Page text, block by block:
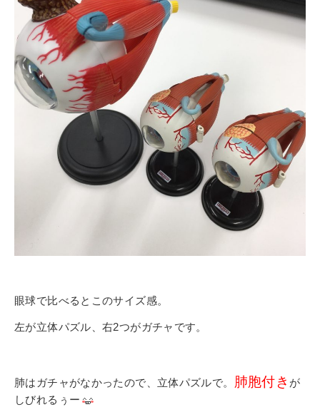
眼球で比べるとこのサイズ感。
左が立体パズル、右2つがガチャです。
肺はガチャがなかったので、立体パズルで。 肺胞付き が
しびれるぅー